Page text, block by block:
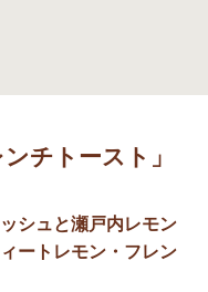
チトースト」
シュと瀬戸内レモン
ートレモン・フレン